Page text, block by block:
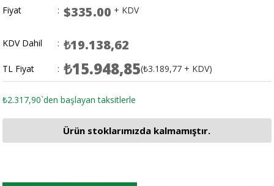
Fiyat : $335.00 + KDV
KDV Dahil : ₺19.138,62
TL Fiyat : ₺15.948,85(₺3.189,77 + KDV)
₺2.317,90`den başlayan taksitlerle
Ürün stoklarımızda kalmamıştır.